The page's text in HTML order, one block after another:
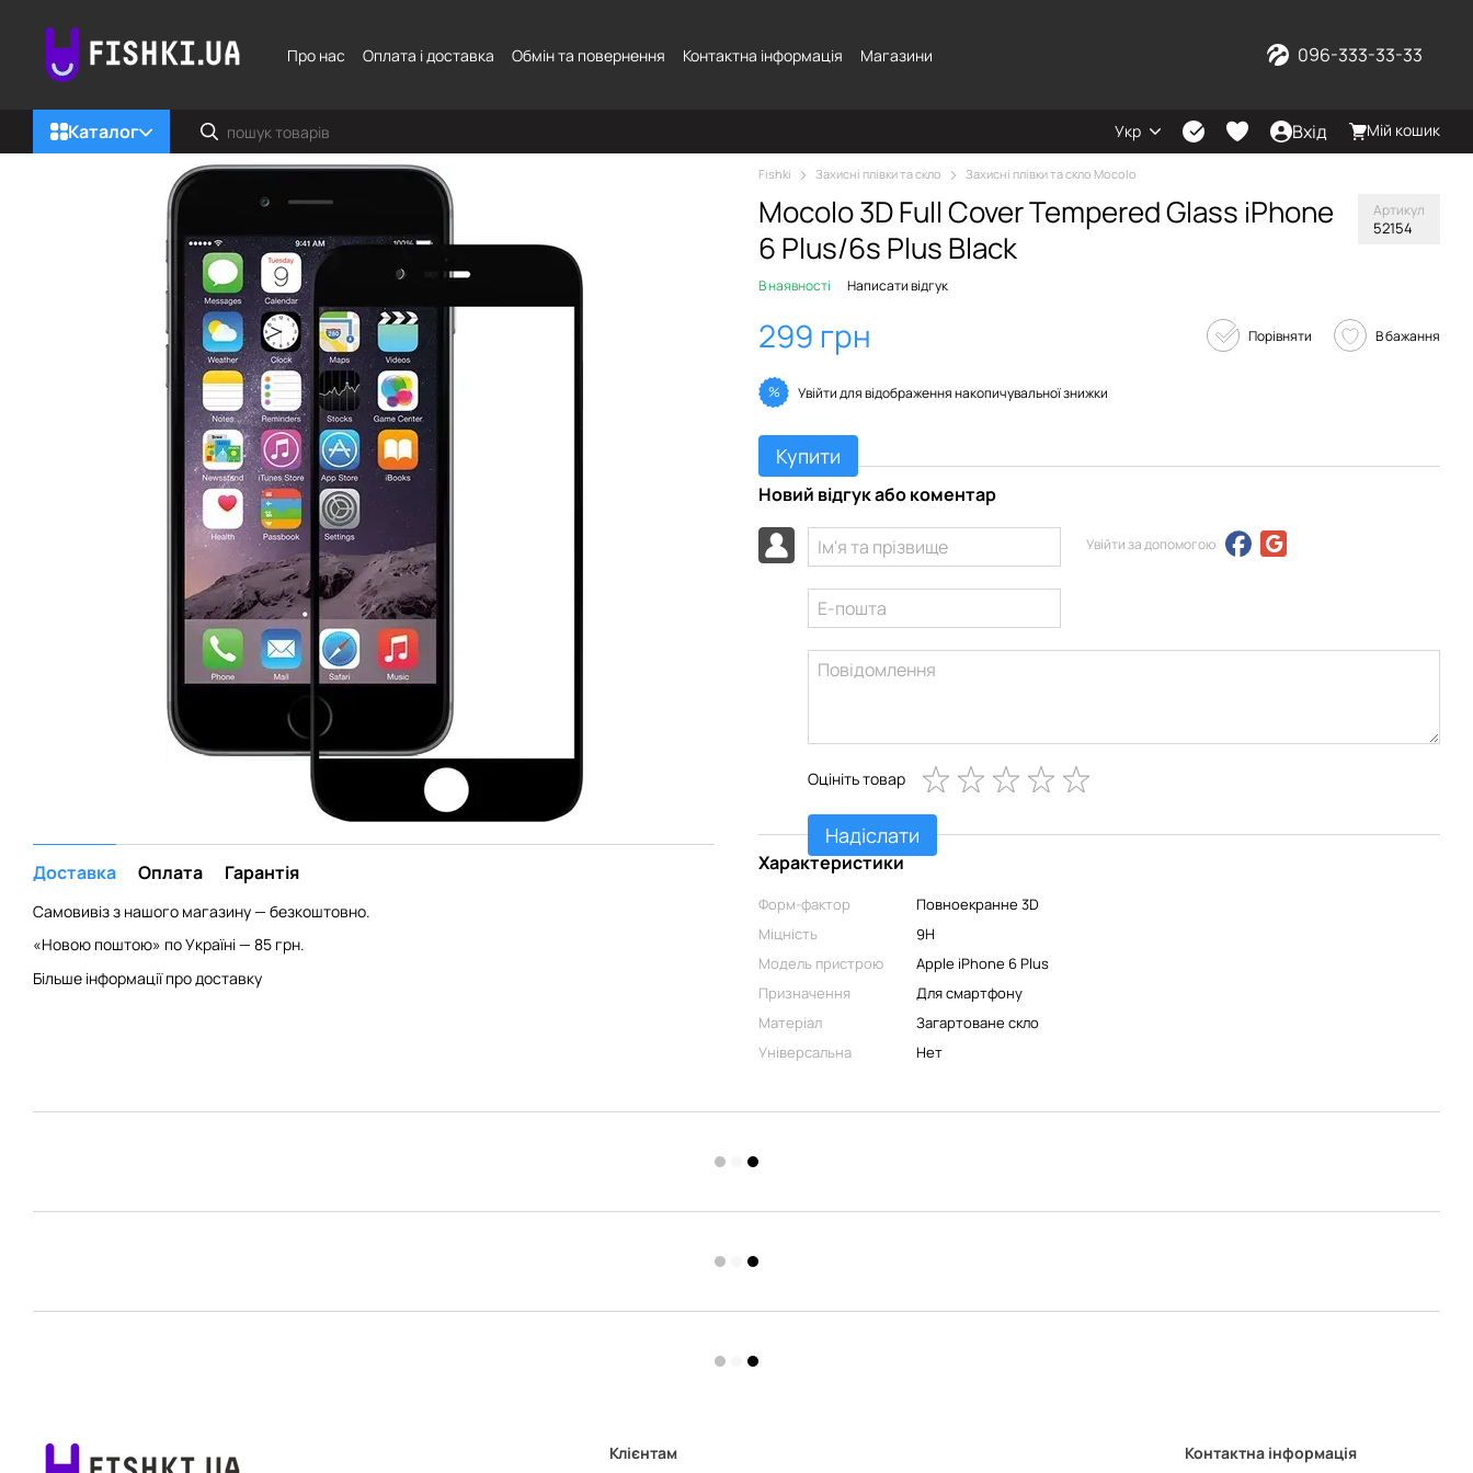
Про нас
Оплата і доставка Обмін та повернення Контактна інформація Магазини 096-333-33-33
Каталог Укр Вхід Мій кошик
Доставка Оплата Гарантія
Самовивіз з нашого магазину — безкоштовно.
«Новою поштою» по Україні — 85 грн.
Більше інформації про доставку
Fishki Захисні плівки та скло Захисні плівки та скло Mocolo
Mocolo 3D Full Cover Tempered Glass iPhone
6 Plus/6s Plus Black
Артикул
52154
В наявності Написати відгук
299 грн Порівняти В бажання
% Увійтидля відображення накопичувальної знижки
Купити
Новий відгук або коментар
Увійти за допомогою
Оцініть товар
Надіслати
Характеристики
Форм-фактор
Повноекранне 3D
Міцність
9H
Модель пристрою
Apple iPhone 6 Plus
Призначення
Для смартфону
Матеріал
Загартоване скло
Універсальна
Нет
Клієнтам Контактна інформація